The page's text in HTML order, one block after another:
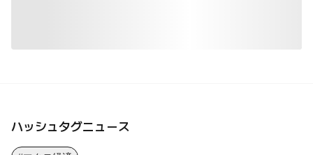
ハッシュタグニュース